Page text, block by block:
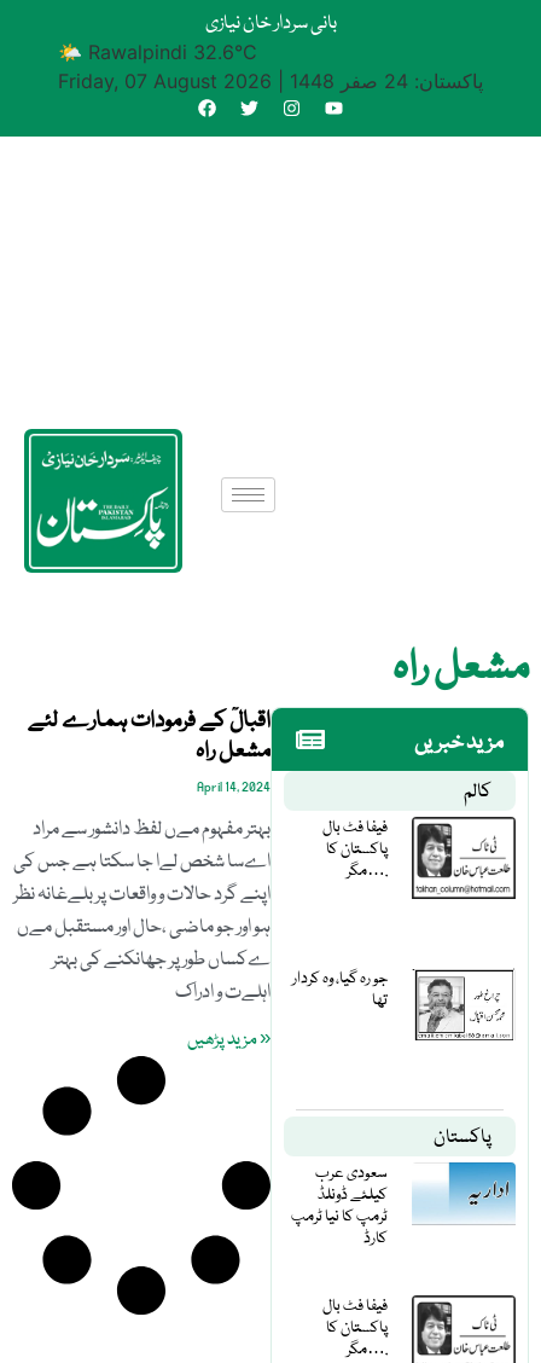
بانی سردار خان نیازی
🌤 Rawalpindi 32.6°C
Friday, 07 August 2026
پاکستان: 24 صفر 1448
مشعل راہ
مزید خبریں
کالم
فیفا فٹ بال
پاکستان کا
مگر….
جو رہ گیا، وہ کردار
تھا
پاکستان
سعودی عرب
کیلئے ڈونلڈ
ٹرمپ کا نیا ٹرمپ
کارڈ
فیفا فٹ بال
پاکستان کا
مگر….
اقبالؒ کے فرمودات ہمارے لئے
مشعل راہ
April 14, 2024
بہتر مفہوم مےں لفظ دانشور سے مراد
اےسا شخص لےا جا سکتا ہے جس کی
اپنے گرد حالات و واقعات پر بلےغانہ نظر
ہو اور جو ماضی ،حال اور مستقبل مےں
ےکساں طور پر جھانکنے کی بہتر
اہلےت و ادراک
« مزید پڑھیں